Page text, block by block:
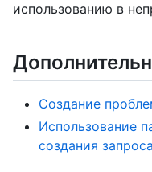
использованию в
Создание
Использование
создания